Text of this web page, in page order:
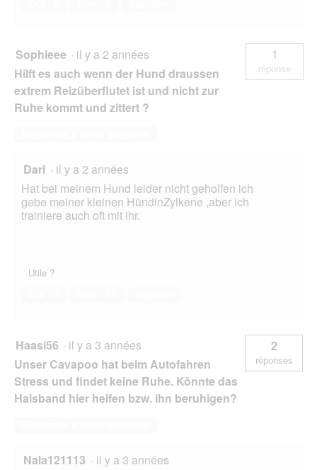
Sophieee · il y a 2 années
Hilft es auch wenn der Hund draussen
extrem Reizüberflutet ist und nicht zur
Ruhe kommt und zittert ?
1
réponse
Dari · il y a 2 années
Hat bei meinem Hund leider nicht geholfen ich
gebe meiner kleinen HündinZylkene ,aber ich
trainiere auch oft mit ihr.
Utile ?
Haasi56 · il y a 3 années
Unser Cavapoo hat beim Autofahren
Stress und findet keine Ruhe. Könnte das
Halsband hier helfen bzw. ihn beruhigen?
2
réponses
Nala121113 · il y a 3 années